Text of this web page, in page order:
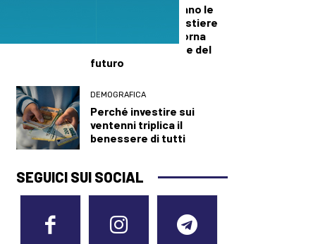
Al distretto mancano le
rammendine: il mestiere
tradizionale che torna
centrale nel tessile del
futuro
DEMOGRAFICA
Perché investire sui
ventenni triplica il
benessere di tutti
SEGUICI SUI SOCIAL